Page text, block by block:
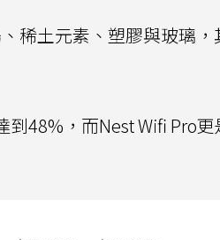
稀土元素、塑膠與玻璃，
48%，而Nest Wifi Pro